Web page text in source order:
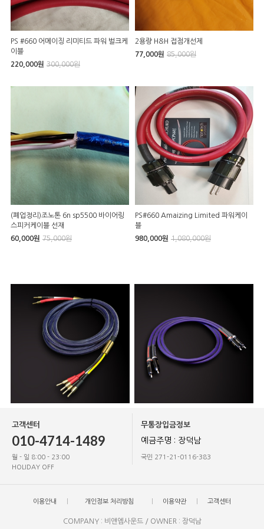
PS #660 어메이징 리미티드 파워 벌크케
이블
220,000원 300,000원
2용량 H&H 접점개선제
77,000원 85,000원
(폐업정리)조노톤 6n sp5500 바이어링
스피커케이블 선재
60,000원 75,000원
PS#660 Amaizing Limited 파워케이
블
980,000원 1,080,000원
고객센터
010-4714-1489
월 - 일 8:00 - 23:00
HOLIDAY OFF
무통장입금정보
예금주명 : 장덕남
국민 271-21-0116-383
이용안내 개인정보 처리방침 이용약관 고객센터
COMPANY : 비앤엠사운드 / OWNER : 장덕남